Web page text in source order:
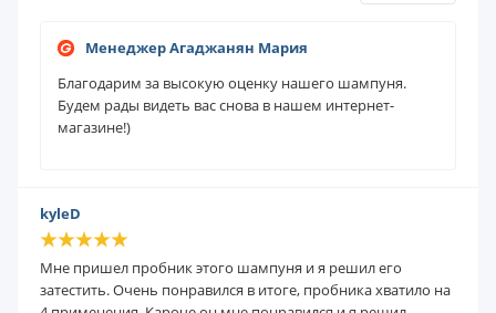
Менеджер Агаджанян Мария
Благодарим за высокую оценку нашего шампуня.
Будем рады видеть вас снова в нашем интернет-
магазине!)
kyleD
Мне пришел пробник этого шампуня и я решил его
затестить. Очень понравился в итоге, пробника хватило на